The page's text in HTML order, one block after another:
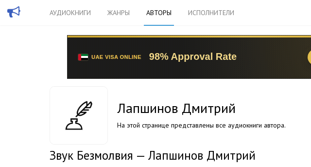
АУДИОКНИГИ ЖАНРЫ АВТОРЫ ИСПОЛНИТЕЛИ
Лапшинов Дмитрий
На этой странице представлены все аудиокниги автора.
Звук Безмолвия — Лапшинов Дмитрий